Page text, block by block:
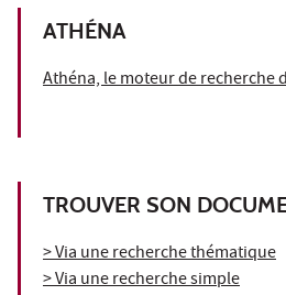
ATHÉNA
Athéna, le moteur de recherche
TROUVER SON
> Via une recherche thématique
> Via une recherche simple